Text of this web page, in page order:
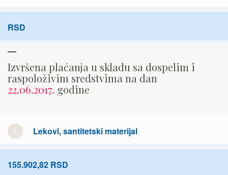
RSD
Izvršena plaćanja u skladu sa dospelim i
raspoloživim sredstvima na dan
22.06.2017. godine
1. Lekovi, santitetski materijal
155.902,82 RSD